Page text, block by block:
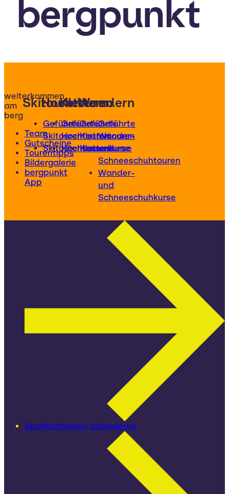
bergpunkt
weiterkommen
am
berg
Team
Gutscheine
Tourentipps
Bildergalerie
bergpunkt
App
Skitouren
Geführte
Skitouren
Skitourenkurse
Hochtouren
Geführte
Hochtouren
Hochtourenkurse
Klettern
Geführte
Klettertouren
Kletterkurse
Wandern
Geführte
Wander-
und
Schneeschuhtouren
Wander-
und
Schneeschuhkurse
Spontantouren abonnieren